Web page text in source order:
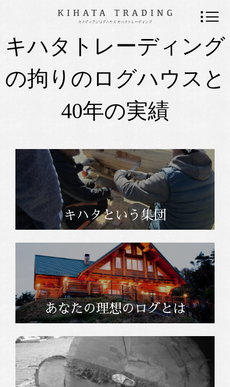
キハタトレーディング
の拘りのログハウスと
40年の実績
キハタという集団
あなたの理想のログとは